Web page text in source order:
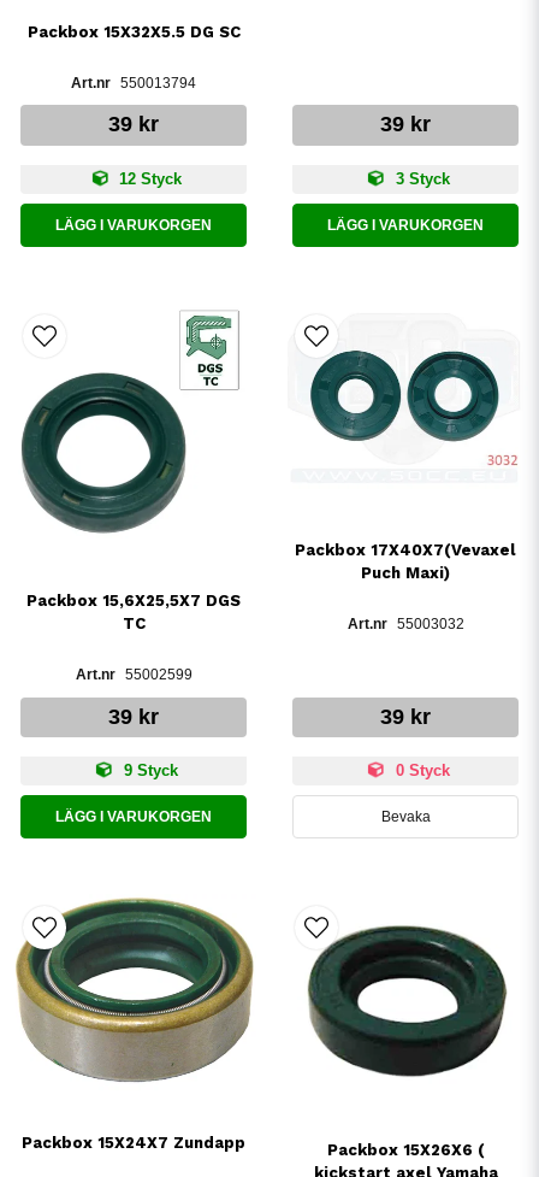
Packbox 15X32X5.5 DG SC
550013794
39 kr
12 Styck
LÄGG I VARUKORGEN
39 kr
3 Styck
LÄGG I VARUKORGEN
Packbox 15,6X25,5X7 DGS
TC
55002599
39 kr
9 Styck
LÄGG I VARUKORGEN
Packbox 17X40X7(Vevaxel
Puch Maxi)
55003032
39 kr
0 Styck
Bevaka
Packbox 15X24X7 Zundapp
Packbox 15X26X6 (
kickstart axel Yamaha